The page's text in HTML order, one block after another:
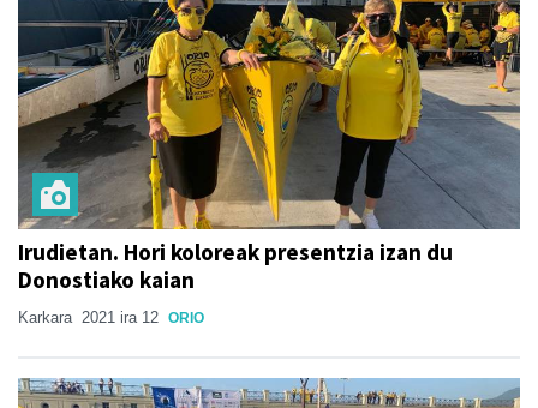
Irudietan. Hori koloreak presentzia izan du
Donostiako kaian
Karkara 2021 ira 12 ORIO